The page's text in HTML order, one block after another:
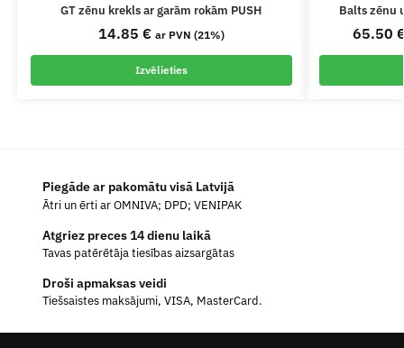
GT zēnu krekls ar garām rokām PUSH
14.85 € ar PVN (21%)
Izvēlieties
Balts zēnu
65.50
Piegāde ar pakomātu visā Latvijā
Ātri un ērti ar OMNIVA; DPD; VENIPAK
Atgriez preces 14 dienu laikā
Tavas patērētāja tiesības aizsargātas
Droši apmaksas veidi
Tiešsaistes maksājumi, VISA, MasterCard.